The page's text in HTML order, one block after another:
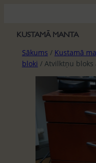
saturuKUSTAMĀ MANTA
Sākums / Kustamā
bloki / Atvilktņu bloks